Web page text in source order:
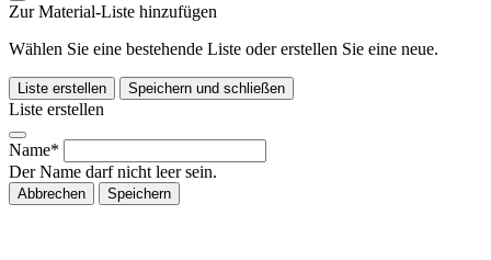
Zur Material-Liste hinzufügen
Wählen Sie eine bestehende Liste oder erstellen Sie eine neue.
Liste erstellen Speichern und schließen
Liste erstellen
Name*
Der Name darf nicht leer sein.
Abbrechen Speichern